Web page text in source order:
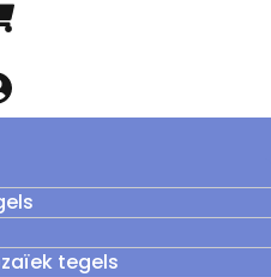
tegels